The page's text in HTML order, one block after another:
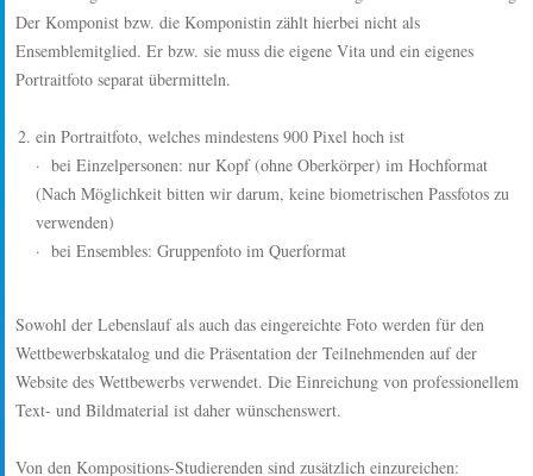
Der Komponist bzw. die Komponistin zählt hierbei nicht als
Ensemblemitglied. Er bzw. sie muss die eigene Vita und ein eigenes
Portraitfoto separat übermitteln.
ein Portraitfoto, welches mindestens 900 Pixel hoch ist
· bei Einzelpersonen: nur Kopf (ohne Oberkörper) im Hochformat
(Nach Möglichkeit bitten wir darum, keine biometrischen Passfotos zu
verwenden)
· bei Ensembles: Gruppenfoto im Querformat
Sowohl der Lebenslauf als auch das eingereichte Foto werden für den
Wettbewerbskatalog und die Präsentation der Teilnehmenden auf der
Website des Wettbewerbs verwendet. Die Einreichung von professionellem
Text- und Bildmaterial ist daher wünschenswert.
Von den Kompositions-Studierenden sind zusätzlich einzureichen: